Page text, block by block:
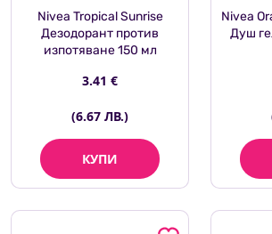
Nivea Tropical Sunrise
Дезодорант против
изпотяване 150 мл
3.41 €
(6.67 ЛВ.)
КУПИ
Nivea
Душ